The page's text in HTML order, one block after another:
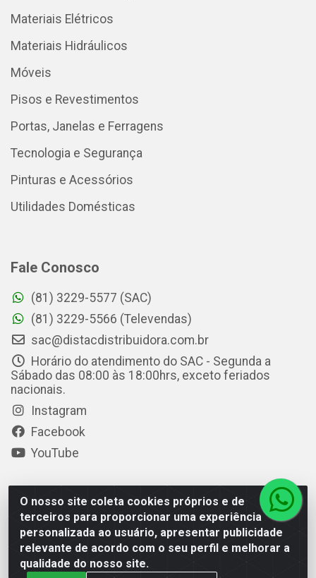
O nosso site coleta cookies próprios e de
terceiros para proporcionar uma experiência
personalizada ao usuário, apresentar publicidade
relevante de acordo com o seu perfil e melhorar a
qualidade do nosso site.
Materiais Elétricos
Materiais Hidráulicos
Móveis
Pisos e Revestimentos
Portas, Janelas e Ferragens
Tecnologia e Segurança
Pinturas e Acessórios
Utilidades Domésticas
Fale Conosco
(81) 3229-5577 (SAC)
(81) 3229-5566 (Televendas)
sac@distacdistribuidora.com.br
Horário do atendimento do SAC - Segunda a
Sábado das 08:00 às 18:00hrs, exceto feriados
nacionais.
Instagram
Facebook
YouTube
Distac Distribuidora - Av. Durval de Góes Monteiro, 7049 -
Jardim Petrópolis - Maceió/AL - CEP 57061-000 - CNPJ
08.072.649/0001-20